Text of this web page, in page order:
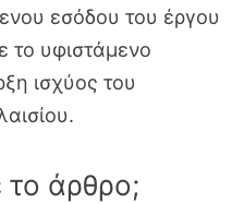
εσόδου του έργου
το υφιστάμενο
ισχύος του
άρθρο;